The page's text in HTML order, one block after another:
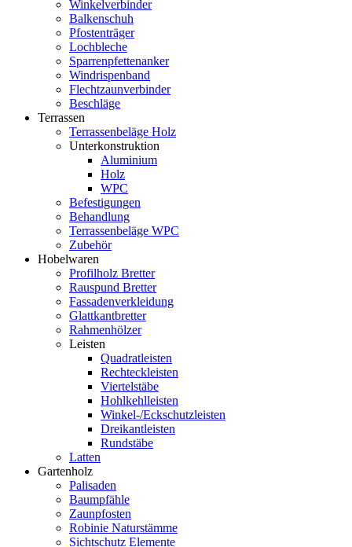
Winkelverbinder
Balkenschuh
Pfostenträger
Lochbleche
Sparrenpfettenanker
Windrispenband
Flechtzaunverbinder
Beschläge
Terrassen
Terrassenbeläge Holz
Unterkonstruktion
Aluminium
Holz
WPC
Befestigungen
Behandlung
Terrassenbeläge WPC
Zubehör
Hobelwaren
Profilholz Bretter
Rauspund Bretter
Fassadenverkleidung
Glattkantbretter
Rahmenhölzer
Leisten
Quadratleisten
Rechteckleisten
Viertelstäbe
Hohlkehlleisten
Winkel-/Eckschutzleisten
Dreikantleisten
Rundstäbe
Latten
Gartenholz
Palisaden
Baumpfähle
Zaunpfosten
Robinie Naturstämme
Sichtschutz Elemente